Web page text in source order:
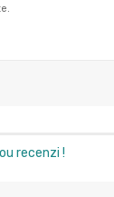
recenzi !